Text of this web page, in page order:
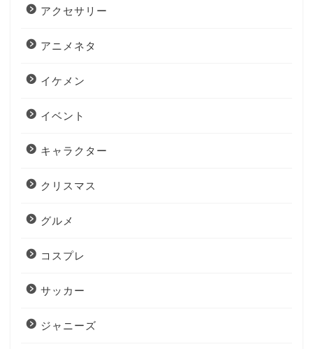
アクセサリー
アニメネタ
イケメン
イベント
キャラクター
クリスマス
グルメ
コスプレ
サッカー
ジャニーズ